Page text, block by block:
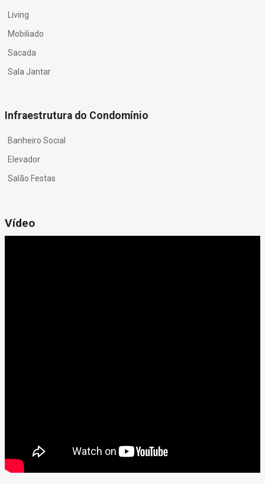
Living
Mobiliado
Sacada
Sala Jantar
Infraestrutura do Condomínio
Banheiro Social
Elevador
Salão Festas
Vídeo